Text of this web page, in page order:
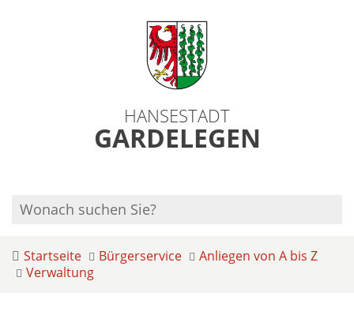
HANSESTADT
GARDELEGEN
Startseite Bürgerservice
Anliegen von A bis Z
Verwaltung